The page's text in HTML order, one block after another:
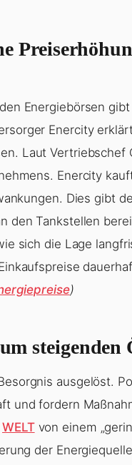
Energiebörsen
Enercity
Laut Vertriebschef
Enercity
Dies gibt
den Tankstellen
sich die Lage
)
steigenden
ausgelöst.
und fordern
WELTvon einem
der